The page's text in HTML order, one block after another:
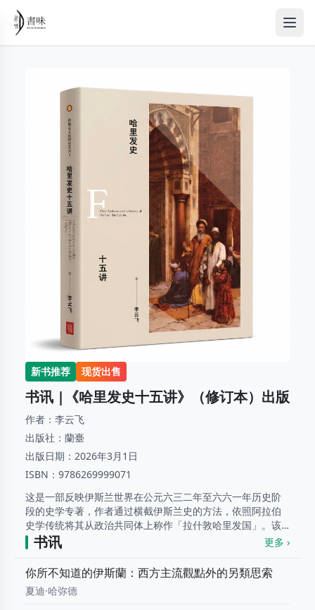
新书推荐 现货出售
书讯 |《哈里发史十五讲》（修订本）出版
作者： 李云飞
出版社： 蘭臺
出版日期： 2026年3月1日
ISBN： 9786269999071
这是一部反映伊斯兰世界在公元六三二年至六六一年历史阶
段的史学专著，作者通过横截伊斯兰史的方法，依照阿拉伯
史学传统将其从政治共同体上称作「拉什敦哈里发国」。该
政治共同体有着一种有序权力，它以维护先知的麦地那城邦
的社会秩序为自身存在的目的，阿拉伯社会在这个政治过...
书讯 更多 ›
你所不知道的伊斯蘭：西方主流觀點外的另類思索
夏迪·哈弥德